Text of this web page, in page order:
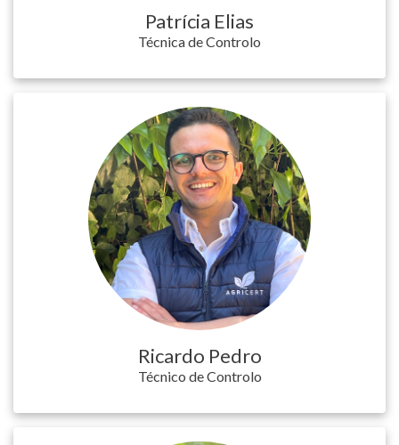
Patrícia Elias
Técnica de Controlo
Ricardo Pedro
Técnico de Controlo